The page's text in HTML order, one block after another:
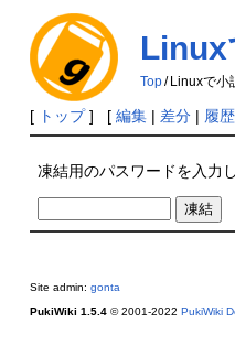
Linux
Top/ Linuxで小
[ トップ] [ 編集| 差分| 履歴
凍結用のパスワードを入力
Site admin: gonta
PukiWiki 1.5.4© 2001-2022 PukiWiki